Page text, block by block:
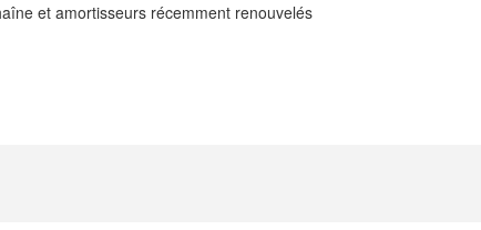
et amortisseurs récemment renouvelés